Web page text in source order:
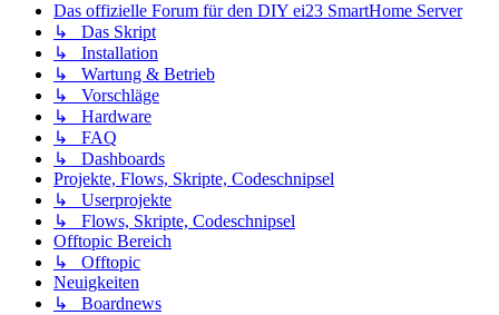
Das offizielle Forum für den DIY ei23 SmartHome Server
↳ Das Skript
↳ Installation
↳ Wartung & Betrieb
↳ Vorschläge
↳ Hardware
↳ FAQ
↳ Dashboards
Projekte, Flows, Skripte, Codeschnipsel
↳ Userprojekte
↳ Flows, Skripte, Codeschnipsel
Offtopic Bereich
↳ Offtopic
Neuigkeiten
↳ Boardnews